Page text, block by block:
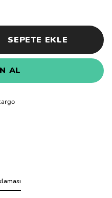
SEPETE EKLE
AL